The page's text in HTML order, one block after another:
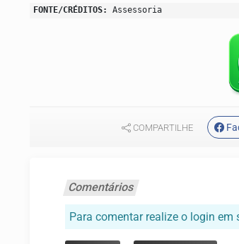
FONTE/CRÉDITOS: Assessoria
COMPARTILHE
Comentários
Para comentar realize o login em